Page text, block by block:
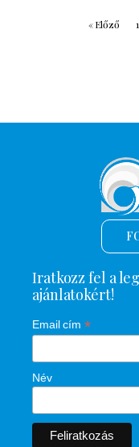
« Előző 1
Iratkozz fel a
ajánlatokért!
Email cím *
Név